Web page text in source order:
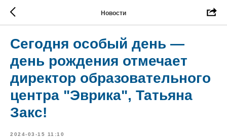
Новости
Сегодня особый день —
день рождения отмечает
директор образовательного
центра "Эврика", Татьяна
Закс!
2024-03-15 11:10